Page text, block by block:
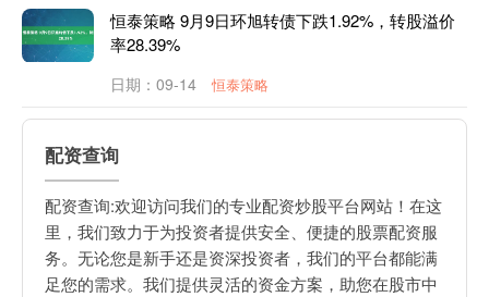
恒泰策略 9月9日环旭转债下跌1.92%，转股溢价
率28.39%
日期：09-14 恒泰策略
配资查询
配资查询:欢迎访问我们的专业配资炒股平台网站！在这
里，我们致力于为投资者提供安全、便捷的股票配资服
务。无论您是新手还是资深投资者，我们的平台都能满
足您的需求。我们提供灵活的资金方案，助您在股市中